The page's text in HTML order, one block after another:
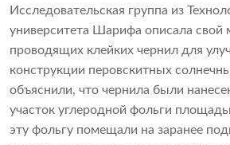
Исследовательская группа из
университета Шарифа описала свой
проводящих клейких чернил для
конструкции перовскитных
объяснили, что чернила были
участок углеродной фольги
эту фольгу помещали на заранее